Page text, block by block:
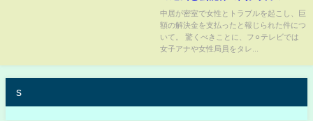
に手を出しまくっていた！？
#smap #中居正広 #中野美奈子 #
芸能人 #芸能
中居が密室で女性とトラブルを起こし、巨
額の解決金を支払ったと報じられた件につ
いて。 驚くべきことに、フ⚪︎テレビでは
女子アナや女性局員をタレ...
s